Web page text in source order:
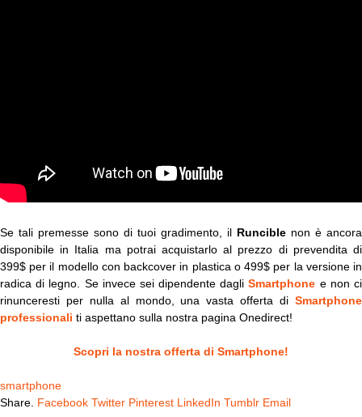
Se tali premesse sono di tuoi gradimento, il Runcible non è ancora
disponibile in Italia ma potrai acquistarlo al prezzo di prevendita di
399$ per il modello con backcover in plastica o 499$ per la versione in
radica di legno. Se invece sei dipendente dagliSmartphone e non ci
rinunceresti per nulla al mondo, una vasta offerta di Smartphone
professionali ti aspettano sulla nostra pagina Onedirect!
Scopri la nostra offerta di Smartphone!
smartphone
Share. Facebook Twitter Pinterest LinkedIn Tumblr Email